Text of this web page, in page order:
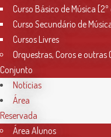
Curso Básico de Música [2º
Curso Secundário de
Cursos Livres
Orquestras, Coros e outras
Conjunto
Notícias
Área
Reservada
Área Alunos